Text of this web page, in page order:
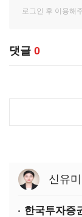
댓글 0
신유미